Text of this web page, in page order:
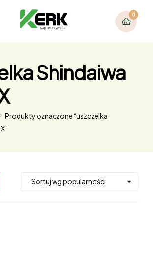
0
Shindaiwa
Produkty oznaczone “uszczelka